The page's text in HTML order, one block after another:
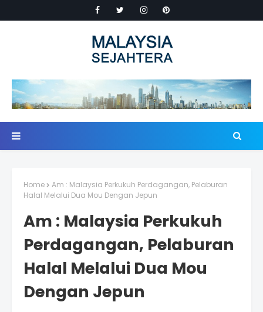
Home
Am : Malaysia Perkukuh Perdagangan, Pelaburan
Halal Melalui Dua Mou Dengan Jepun
Am : Malaysia Perkukuh
Perdagangan, Pelaburan
Halal Melalui Dua Mou
Dengan Jepun